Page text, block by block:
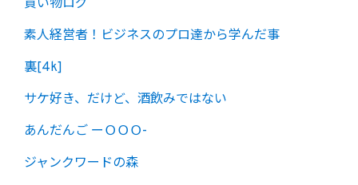
買い物ログ
素人経営者！ビジネスのプロ達から学んだ事
裏[4k]
サケ好き、だけど、酒飲みではない
あんだんご ーＯＯＯ-
ジャンクワードの森